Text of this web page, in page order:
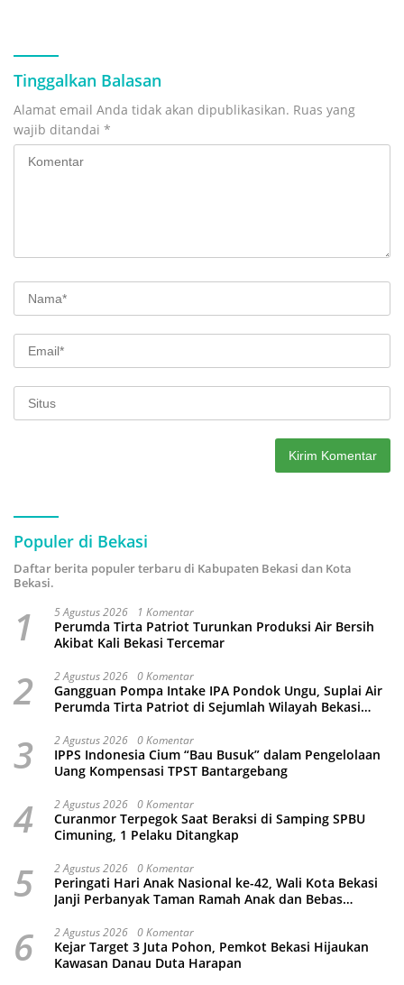
Tinggalkan Balasan
Alamat email Anda tidak akan dipublikasikan. Ruas yang
wajib ditandai *
Populer di Bekasi
Daftar berita populer terbaru di Kabupaten Bekasi dan Kota
Bekasi.
1 5 Agustus 2026 1 Komentar
Perumda Tirta Patriot Turunkan Produksi Air Bersih
Akibat Kali Bekasi Tercemar
2 2 Agustus 2026 0 Komentar
Gangguan Pompa Intake IPA Pondok Ungu, Suplai Air
Perumda Tirta Patriot di Sejumlah Wilayah Bekasi
3 2 Agustus 2026 0 Komentar
IPPS Indonesia Cium “Bau Busuk” dalam Pengelolaan
Uang Kompensasi TPST Bantargebang
4 2 Agustus 2026 0 Komentar
Curanmor Terpegok Saat Beraksi di Samping SPBU
Cimuning, 1 Pelaku Ditangkap
5 2 Agustus 2026 0 Komentar
Peringati Hari Anak Nasional ke-42, Wali Kota Bekasi
Janji Perbanyak Taman Ramah Anak dan Bebas
6 2 Agustus 2026 0 Komentar
Kejar Target 3 Juta Pohon, Pemkot Bekasi Hijaukan
Kawasan Danau Duta Harapan